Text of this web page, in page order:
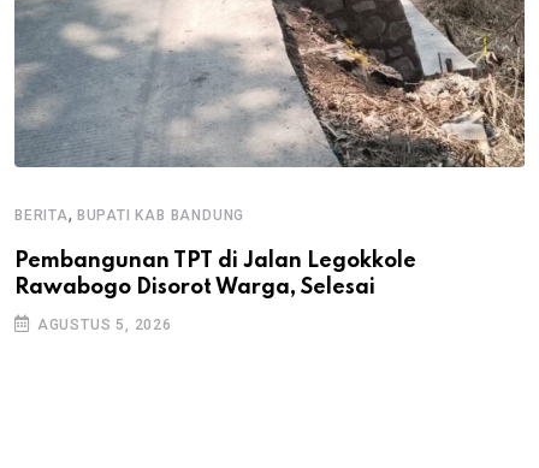
BERITA, BUPATI KAB BANDUNG
Pembangunan TPT di Jalan Legokkole
Rawabogo Disorot Warga, Selesai
AGUSTUS 5, 2026